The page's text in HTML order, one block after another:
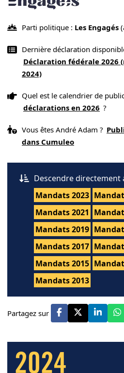
Parti politique : Les Engagés
Dernière déclaration
Déclaration fédérale 2026
2024)
Quel est le calendrier de
déclarations en 2026 ?
Vous êtes André Adam ?
dans Cumuleo
Descendre directement
Mandats 2023
Mandats 2021
Mandats 2019
Mandats 2017
Mandats 2015
Mandats 2013
Partagez sur
2024